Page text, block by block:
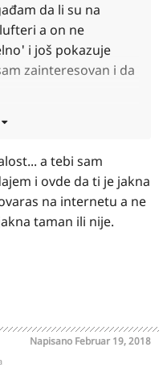
da li su na
a on ne
i još pokazuje
zainteresovan i da
a tebi sam
i ovde da ti je jakna
na internetu a ne
taman ili nije.
Napisano Februar 19, 2018